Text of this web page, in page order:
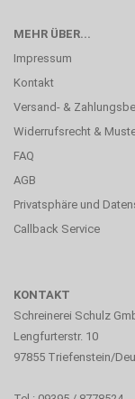
MEHR ÜBER...
Impressum
Kontakt
Versand- &
Widerrufsrecht &
FAQ
AGB
Privatsphäre und
Callback Service
KONTAKT
Schreinerei Schulz
Lengfurterstr. 10
97855 Triefenstein/